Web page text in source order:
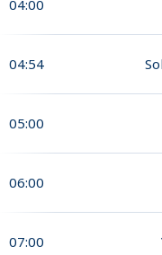
04:00
04:54
05:00
06:00
07:00